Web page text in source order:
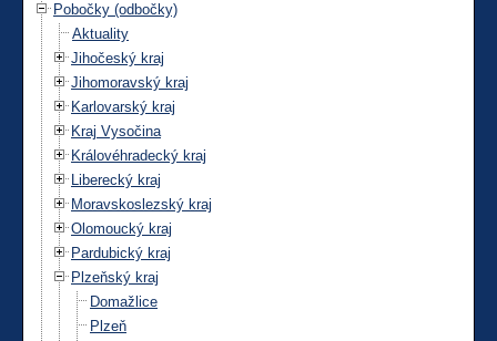
Pobočky (odbočky)
Aktuality
Jihočeský kraj
Jihomoravský kraj
Karlovarský kraj
Kraj Vysočina
Královéhradecký kraj
Liberecký kraj
Moravskoslezský kraj
Olomoucký kraj
Pardubický kraj
Plzeňský kraj
Domažlice
Plzeň